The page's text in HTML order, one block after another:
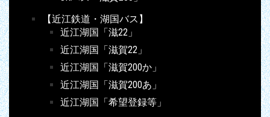
【近江鉄道・湖国バス】
近江湖国「滋22」
近江湖国「滋賀22」
近江湖国「滋賀200か」
近江湖国「滋賀200あ」
近江湖国「希望登録等」